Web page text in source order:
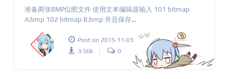
准备两张BMP位图文件 使用文本编辑器输入 101 bitmap
A.bmp 102 bitmap B.bmp 并且保存...
Post on 2015-11-03
3.56k
0